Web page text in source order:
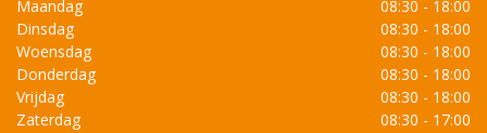
Maandag
08:30 - 18:00
Dinsdag
08:30 - 18:00
Woensdag
08:30 - 18:00
Donderdag
08:30 - 18:00
Vrijdag
08:30 - 18:00
Zaterdag
08:30 - 17:00